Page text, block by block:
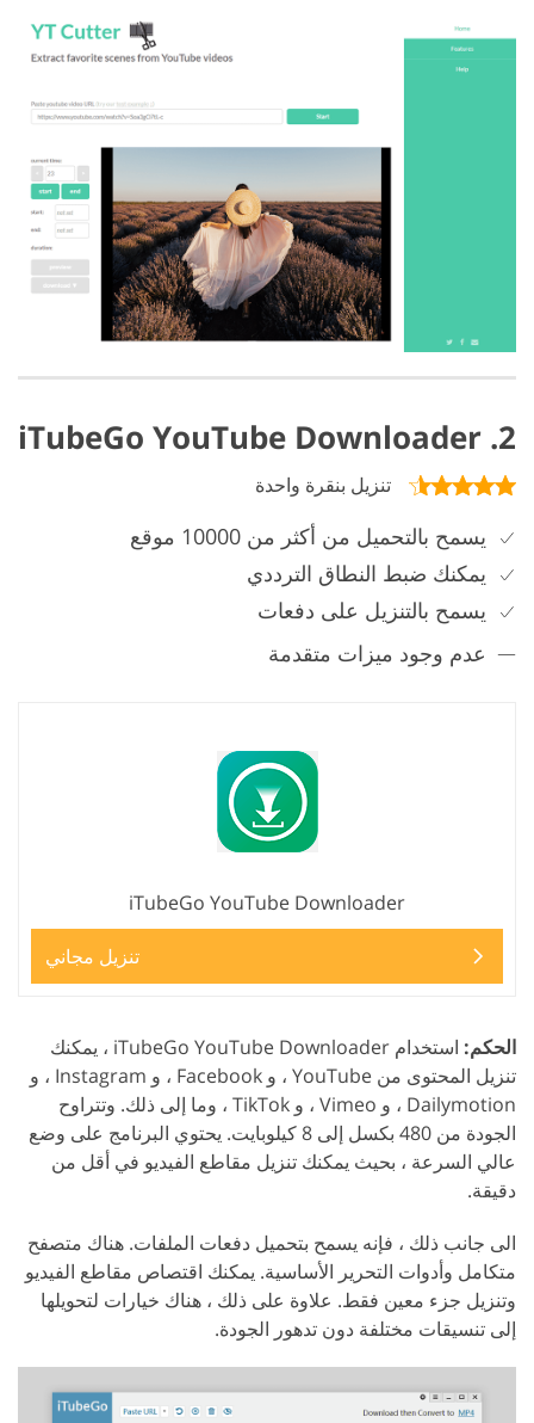
2. iTubeGo YouTube Downloader
تنزيل بنقرة واحدة
يسمح بالتحميل من أكثر من 10000 موقع
يمكنك ضبط النطاق الترددي
يسمح بالتنزيل على دفعات
عدم وجود ميزات متقدمة
iTubeGo YouTube Downloader
تنزيل مجاني
الحكم:
استخدام iTubeGo YouTube Downloader ، يمكنك
تنزيل المحتوى من YouTube ، و Facebook ، و Instagram ، و
Dailymotion ، و Vimeo ، و TikTok ، وما إلى ذلك. وتتراوح
الجودة من 480 بكسل إلى 8 كيلوبايت. يحتوي البرنامج على وضع
عالي السرعة ، بحيث يمكنك تنزيل مقاطع الفيديو في أقل من
دقيقة.
الى جانب ذلك ، فإنه يسمح بتحميل دفعات الملفات. هناك متصفح
متكامل وأدوات التحرير الأساسية. يمكنك اقتصاص مقاطع الفيديو
وتنزيل جزء معين فقط. علاوة على ذلك ، هناك خيارات لتحويلها
إلى تنسيقات مختلفة دون تدهور الجودة.